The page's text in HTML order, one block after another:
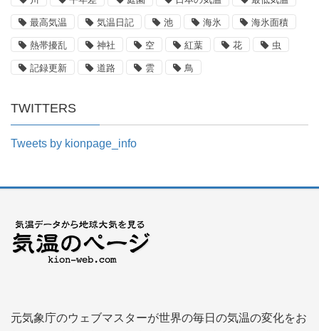
最高気温 気温日記 池 海氷 海氷面積
熱帯擾乱 神社 空 紅葉 花 虫
記録更新 道路 雲 鳥
TWITTERS
Tweets by kionpage_info
元気象庁のウェブマスターが世界の毎日の気温の変化をお